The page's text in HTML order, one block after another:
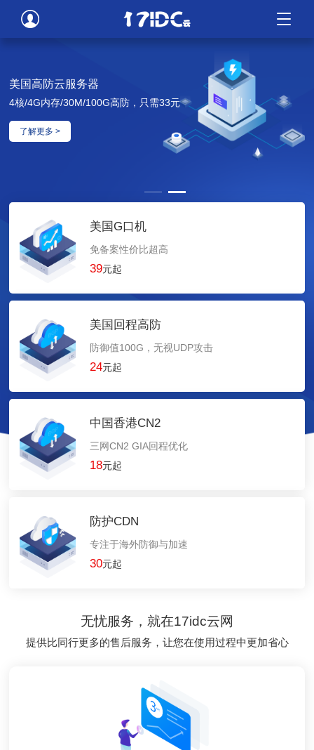
美国高防云服务器
4核/4G内存/30M/100G高防，只需33元
了解更多 >
美国G口机
免备案性价比超高
39元起
美国回程高防
防御值100G，无视UDP攻击
24元起
中国香港CN2
三网CN2 GIA回程优化
18元起
防护CDN
专注于海外防御与加速
30元起
无忧服务，就在17idc云网
提供比同行更多的售后服务，让您在使用过程中更加省心